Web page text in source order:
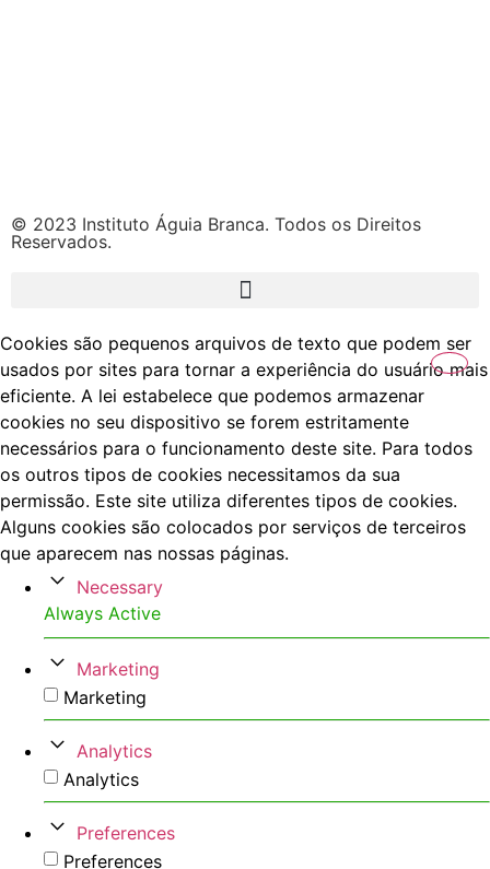
© 2023 Instituto Águia Branca. Todos os Direitos
Reservados.
Cookies são pequenos arquivos de texto que podem ser
usados por sites para tornar a experiência do usuário mais
eficiente. A lei estabelece que podemos armazenar
cookies no seu dispositivo se forem estritamente
necessários para o funcionamento deste site. Para todos
os outros tipos de cookies necessitamos da sua
permissão. Este site utiliza diferentes tipos de cookies.
Alguns cookies são colocados por serviços de terceiros
que aparecem nas nossas páginas.
Necessary
Always Active
Marketing
Marketing
Analytics
Analytics
Preferences
Preferences